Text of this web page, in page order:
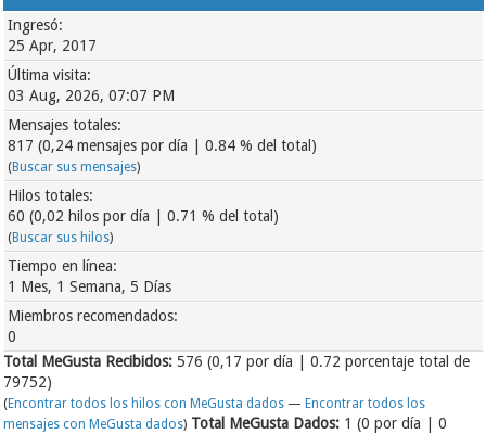
Ingresó:
25 Apr, 2017
Última visita:
03 Aug, 2026, 07:07 PM
Mensajes totales:
817 (0,24 mensajes por día | 0.84 % del total)
(Buscar sus mensajes)
Hilos totales:
60 (0,02 hilos por día | 0.71 % del total)
(Buscar sus hilos)
Tiempo en línea:
1 Mes, 1 Semana, 5 Días
Miembros recomendados:
0
Total MeGusta Recibidos: 576 (0,17 por día | 0.72 porcentaje total de
79752)
(Encontrar todos los hilos con MeGusta dados — Encontrar todos los
mensajes con MeGusta dados) Total MeGusta Dados: 1 (0 por día | 0